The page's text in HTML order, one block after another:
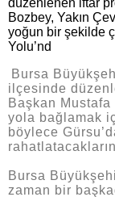
Bozbey, Yakın
yoğun bir şekilde
Yolu’nd
Bursa
ilçesinde
Başkan Mustafa
yola bağlamak
böylece
Bursa
zaman bir